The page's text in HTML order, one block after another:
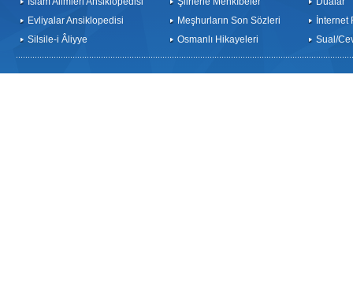
Evliyalar Ansiklopedisi
Silsile-i Âliyye
Meşhurların Son Sözleri
Osmanlı Hikayeleri
İnternet
Sual/